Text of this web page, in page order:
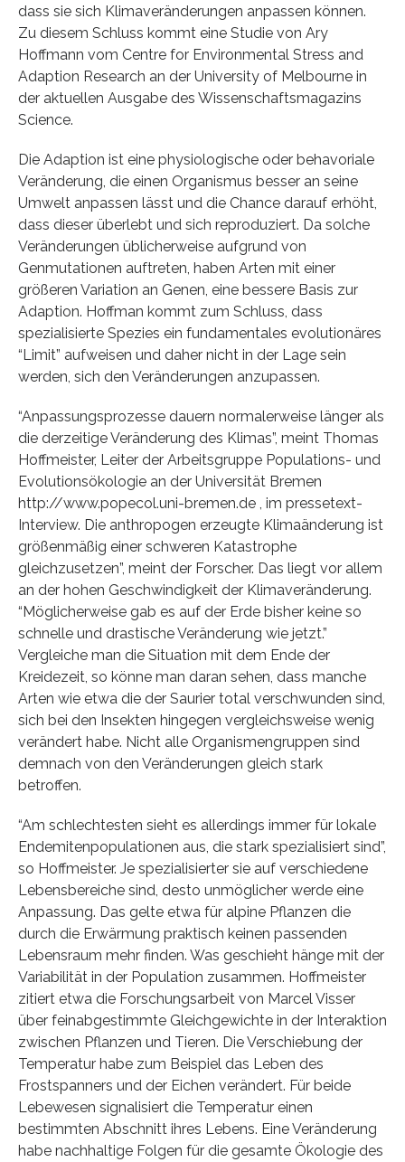
dass sie sich Klimaveränderungen anpassen können.
Zu diesem Schluss kommt eine Studie von Ary
Hoffmann vom Centre for Environmental Stress and
Adaption Research an der University of Melbourne in
der aktuellen Ausgabe des Wissenschaftsmagazins
Science.
Die Adaption ist eine physiologische oder behavoriale
Veränderung, die einen Organismus besser an seine
Umwelt anpassen lässt und die Chance darauf erhöht,
dass dieser überlebt und sich reproduziert. Da solche
Veränderungen üblicherweise aufgrund von
Genmutationen auftreten, haben Arten mit einer
größeren Variation an Genen, eine bessere Basis zur
Adaption. Hoffman kommt zum Schluss, dass
spezialisierte Spezies ein fundamentales evolutionäres
“Limit” aufweisen und daher nicht in der Lage sein
werden, sich den Veränderungen anzupassen.
“Anpassungsprozesse dauern normalerweise länger als
die derzeitige Veränderung des Klimas”, meint Thomas
Hoffmeister, Leiter der Arbeitsgruppe Populations- und
Evolutionsökologie an der Universität Bremen
http://www.popecol.uni-bremen.de , im pressetext-
Interview. Die anthropogen erzeugte Klimaänderung ist
größenmäßig einer schweren Katastrophe
gleichzusetzen”, meint der Forscher. Das liegt vor allem
an der hohen Geschwindigkeit der Klimaveränderung.
“Möglicherweise gab es auf der Erde bisher keine so
schnelle und drastische Veränderung wie jetzt.”
Vergleiche man die Situation mit dem Ende der
Kreidezeit, so könne man daran sehen, dass manche
Arten wie etwa die der Saurier total verschwunden sind,
sich bei den Insekten hingegen vergleichsweise wenig
verändert habe. Nicht alle Organismengruppen sind
demnach von den Veränderungen gleich stark
betroffen.
“Am schlechtesten sieht es allerdings immer für lokale
Endemitenpopulationen aus, die stark spezialisiert sind”,
so Hoffmeister. Je spezialisierter sie auf verschiedene
Lebensbereiche sind, desto unmöglicher werde eine
Anpassung. Das gelte etwa für alpine Pflanzen die
durch die Erwärmung praktisch keinen passenden
Lebensraum mehr finden. Was geschieht hänge mit der
Variabilität in der Population zusammen. Hoffmeister
zitiert etwa die Forschungsarbeit von Marcel Visser
über feinabgestimmte Gleichgewichte in der Interaktion
zwischen Pflanzen und Tieren. Die Verschiebung der
Temperatur habe zum Beispiel das Leben des
Frostspanners und der Eichen verändert. Für beide
Lebewesen signalisiert die Temperatur einen
bestimmten Abschnitt ihres Lebens. Eine Veränderung
habe nachhaltige Folgen für die gesamte Ökologie des